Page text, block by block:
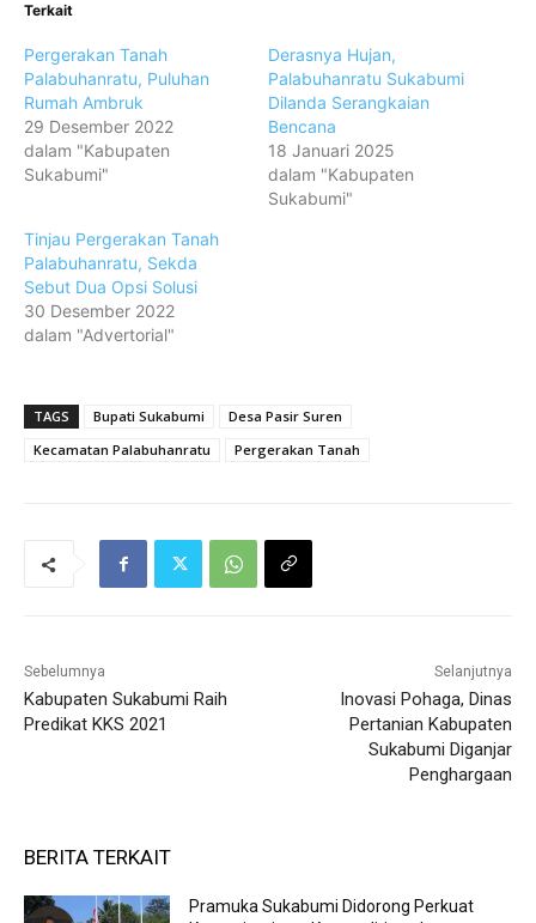
Terkait
Pergerakan Tanah
Palabuhanratu, Puluhan
Rumah Ambruk
29 Desember 2022
dalam "Kabupaten
Sukabumi"
Derasnya Hujan,
Palabuhanratu Sukabumi
Dilanda Serangkaian
Bencana
18 Januari 2025
dalam "Kabupaten
Sukabumi"
Tinjau Pergerakan Tanah
Palabuhanratu, Sekda
Sebut Dua Opsi Solusi
30 Desember 2022
dalam "Advertorial"
TAGS Bupati Sukabumi
Desa Pasir Suren
Kecamatan Palabuhanratu
Pergerakan Tanah
Sebelumnya
Kabupaten Sukabumi Raih
Predikat KKS 2021
Selanjutnya
Inovasi Pohaga, Dinas
Pertanian Kabupaten
Sukabumi Diganjar
Penghargaan
BERITA TERKAIT
Pramuka Sukabumi Didorong Perkuat